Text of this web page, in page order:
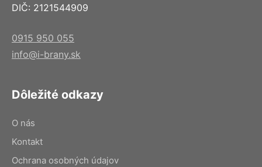
DIČ: 2121544909
0915 950 055
info@i-brany.sk
Dôležité odkazy
O nás
Kontakt
Ochrana osobných údajov